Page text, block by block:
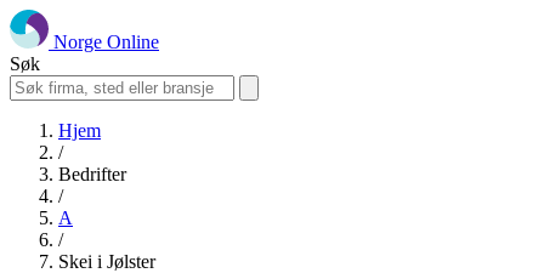
Norge Online
Søk
Hjem
/
Bedrifter
/
A
/
Skei i Jølster